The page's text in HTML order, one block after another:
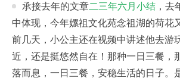
承接去年的文章二三年六月小结 ，去
中体现，今年嫘祖文化苑念祖湖的荷花
前几天，小公主还在视频中讲述他去游
近，还是挺悠然自在！那种一日三餐，
落而息，一日三餐，安稳生活的日子。